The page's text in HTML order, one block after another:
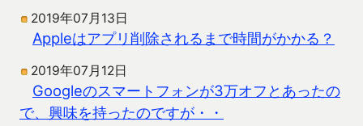
2019年07月13日
Appleはアプリ削除されるまで時間がかかる？
2019年07月12日
Googleのスマートフォンが3万オフとあったの
で、興味を持ったのですが・・